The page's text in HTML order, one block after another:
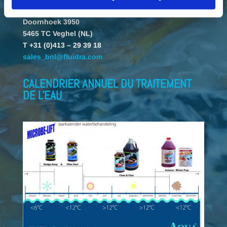
Fluidra Benelux B.V.
Doornhoek 3950
5465 TC Veghel (NL)
T +31 (0)413 – 29 39 18
sales_bnl@fluidra.com
CALENDRIER ANNUEL DU TRAITEMENT
DE L'EAU